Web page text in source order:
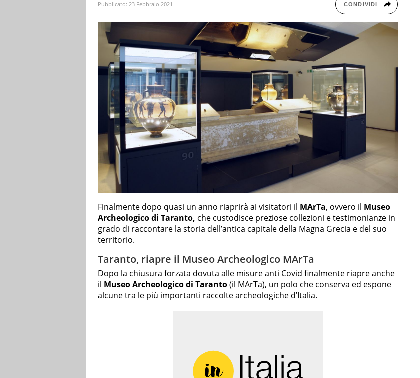
Pubblicato: 23 Febbraio 2021 CONDIVIDI
Finalmente dopo quasi un anno riaprirà ai visitatori il MArTa, ovvero il Museo
Archeologico di Taranto, che custodisce preziose collezioni e testimonianze in
grado di raccontare la storia dell’antica capitale della Magna Grecia e del suo
territorio.
Taranto, riapre il Museo Archeologico MArTa
Dopo la chiusura forzata dovuta alle misure anti Covid finalmente riapre anche
il Museo Archeologico di Taranto(il MArTa), un polo che conserva ed espone
alcune tra le più importanti raccolte archeologiche d’Italia.